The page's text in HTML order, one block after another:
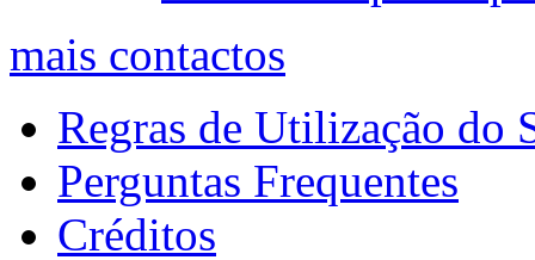
mais contactos
Regras de Utilização do
Perguntas Frequentes
Créditos